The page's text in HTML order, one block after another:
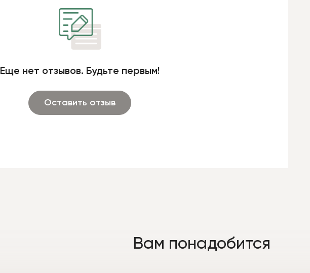
Еще нет отзывов. Будьте первым!
Оставить отзыв
Вам понадобится